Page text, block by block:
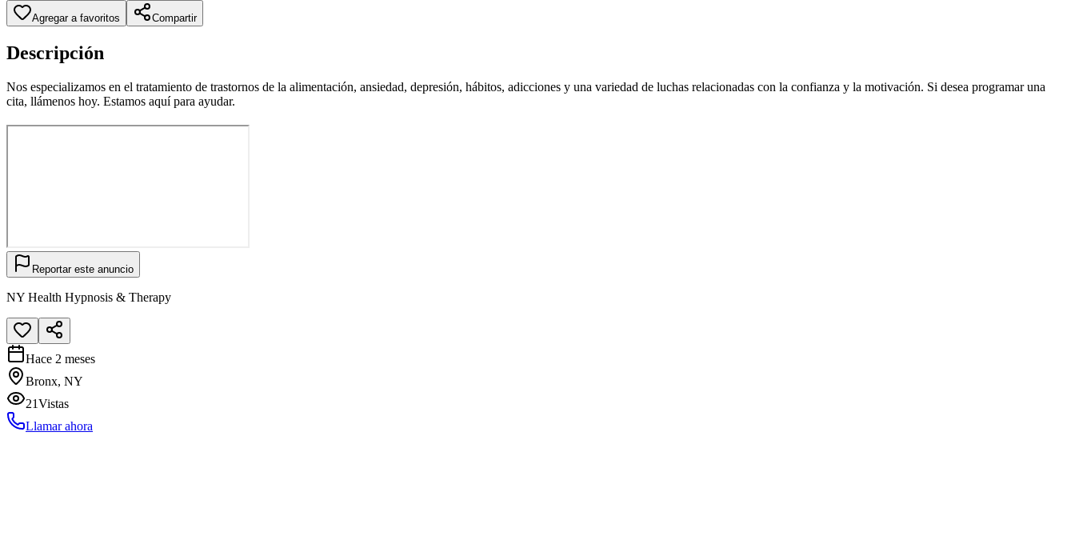
Agregar a favoritos Compartir
Descripción
Nos especializamos en el tratamiento de trastornos de la alimentación, ansiedad, depresión, hábitos, adicciones y una variedad de luchas relacionadas con la confianza y la motivación. Si desea programar una
cita, llámenos hoy. Estamos aquí para ayudar.
Reportar este anuncio
NY Health Hypnosis & Therapy
Hace 2 meses
Bronx, NY
21Vistas
Llamar ahora